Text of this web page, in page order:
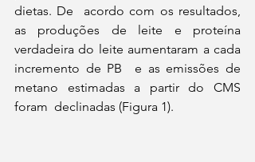
dietas. De  acordo com os resultados,
as produções de leite e proteína
verdadeira do leite aumentaram a cada
incremento de PB  e as emissões de
metano estimadas a partir do CMS
foram  declinadas (Figura 1).